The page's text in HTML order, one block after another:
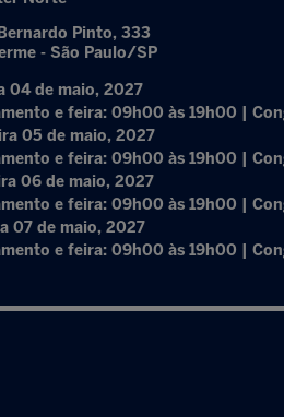
Pinto, 333
- São Paulo/SP
04 de maio, 2027
e feira: 09h00 às 19h00 |
05 de maio, 2027
e feira: 09h00 às 19h00 |
06 de maio, 2027
e feira: 09h00 às 19h00 |
07 de maio, 2027
e feira: 09h00 às 19h00 |